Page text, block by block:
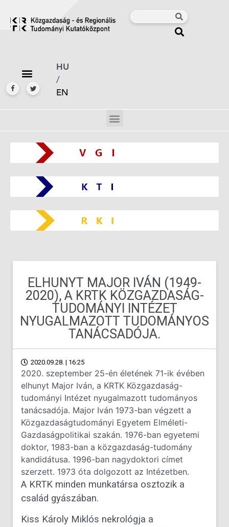
HU
/
EN
ELHUNYT MAJOR IVÁN (1949-
2020), A KRTK KÖZGAZDASÁG-
TUDOMÁNYI INTÉZET
NYUGALMAZOTT TUDOMÁNYOS
TANÁCSADÓJA.
2020.09.28. | 16:25
2020. szeptember 25-én életének 71-ik évében
elhunyt Major Iván, a KRTK Közgazdaság-
tudományi Intézet nyugalmazott tudományos
tanácsadója. Major Iván 1973-ban végzett a
Közgazdaságtudományi Egyetem Elméleti-
Gazdaságpolitikai szakán. 1976-ban egyetemi
doktor, 1983-ban a közgazdaság-tudomány
kandidátusa. 1996-ban nagydoktori címet
szerzett. 1973 óta dolgozott az Intézetben.
A KRTK minden munkatársa osztozik a
család gyászában.
Kiss Károly Miklós nekrológja a